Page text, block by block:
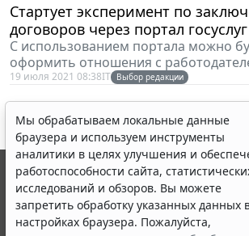
Стартует эксперимент по
договоров через портал госуслуг
С использованием портала можно
оформить отношения с
19 июля 2021 08:38IT Выбор редакции
Мы обрабатываем локальные данные
браузера и используем инструменты
аналитики в целях улучшения и
работоспособности сайта,
исследований и обзоров. Вы можете
запретить обработку указанных данных
настройках браузера. Пожалуйста,
© ООО "НПП "ГАРАНТ-СЕРВИС", 2026.
выпускается с 1990 года. Компания
являются участниками Российской